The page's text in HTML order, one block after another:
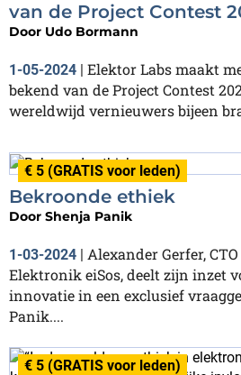
van de Project Contest
Door Udo Bormann
1-05-2024 | Elektor Labs maakt
bekend van de Project Contest
wereldwijd vernieuwers bijeen
€ 5 (GRATIS voor leden)
Bekroonde ethiek
Door Shenja Panik
1-03-2024 | Alexander Gerfer,
Elektronik eiSos, deelt zijn inzet
innovatie in een exclusief
Panik....
€ 5 (GRATIS voor leden)